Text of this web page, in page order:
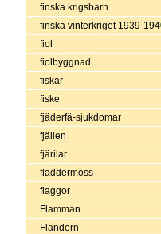
finska krigsbarn
finska vinterkriget 1939-
fiol
fiolbyggnad
fiskar
fiske
fjäderfä-sjukdomar
fjällen
fjärilar
fladdermöss
flaggor
Flamman
Flandern